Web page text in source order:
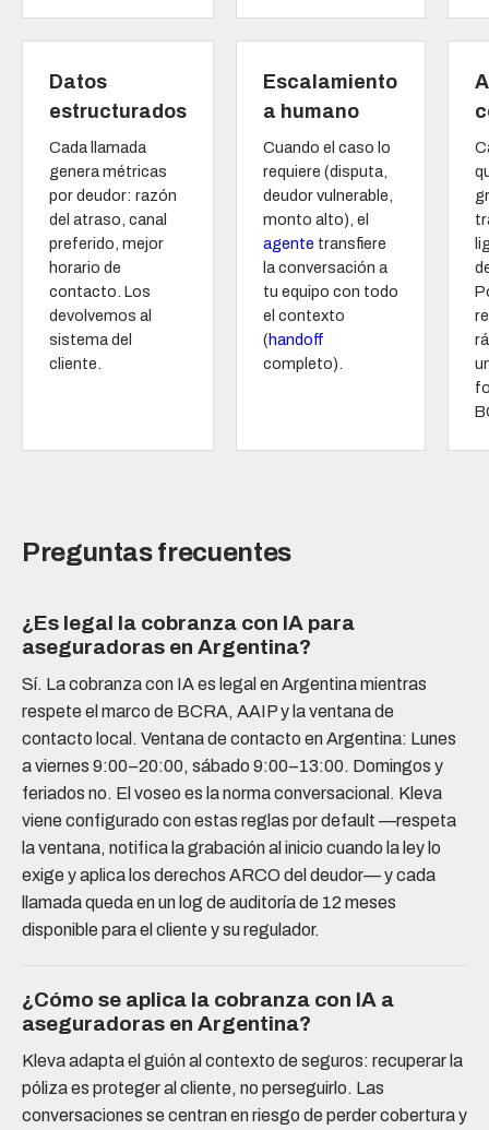
Datos
estructurados
Cada llamada
genera métricas
por deudor: razón
del atraso, canal
preferido, mejor
horario de
contacto. Los
devolvemos al
sistema del
cliente.
Escalamiento
a humano
Cuando el caso lo
requiere (disputa,
deudor vulnerable,
monto alto), el
agente transfiere
la conversación a
tu equipo con todo
el contexto
(handoff
completo).
Preguntas frecuentes
¿Es legal la cobranza con IA para
aseguradoras en Argentina?
Sí. La cobranza con IA es legal en Argentina mientras
respete el marco de BCRA, AAIP y la ventana de
contacto local. Ventana de contacto en Argentina: Lunes
a viernes 9:00–20:00, sábado 9:00–13:00. Domingos y
feriados no. El voseo es la norma conversacional. Kleva
viene configurado con estas reglas por default —respeta
la ventana, notifica la grabación al inicio cuando la ley lo
exige y aplica los derechos ARCO del deudor— y cada
llamada queda en un log de auditoría de 12 meses
disponible para el cliente y su regulador.
¿Cómo se aplica la cobranza con IA a
aseguradoras en Argentina?
Kleva adapta el guión al contexto de seguros: recuperar la
póliza es proteger al cliente, no perseguirlo. Las
conversaciones se centran en riesgo de perder cobertura y